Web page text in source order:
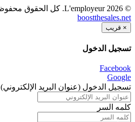
© 2026 L'employeur. كل الحقوق محفوظة. مشغل بواسطة
boostthesales.net
× قريب
تسجيل الدخول
Facebook
Google
تسجيل الدخول (عنوان البريد الإلكتروني)
كلمه السر